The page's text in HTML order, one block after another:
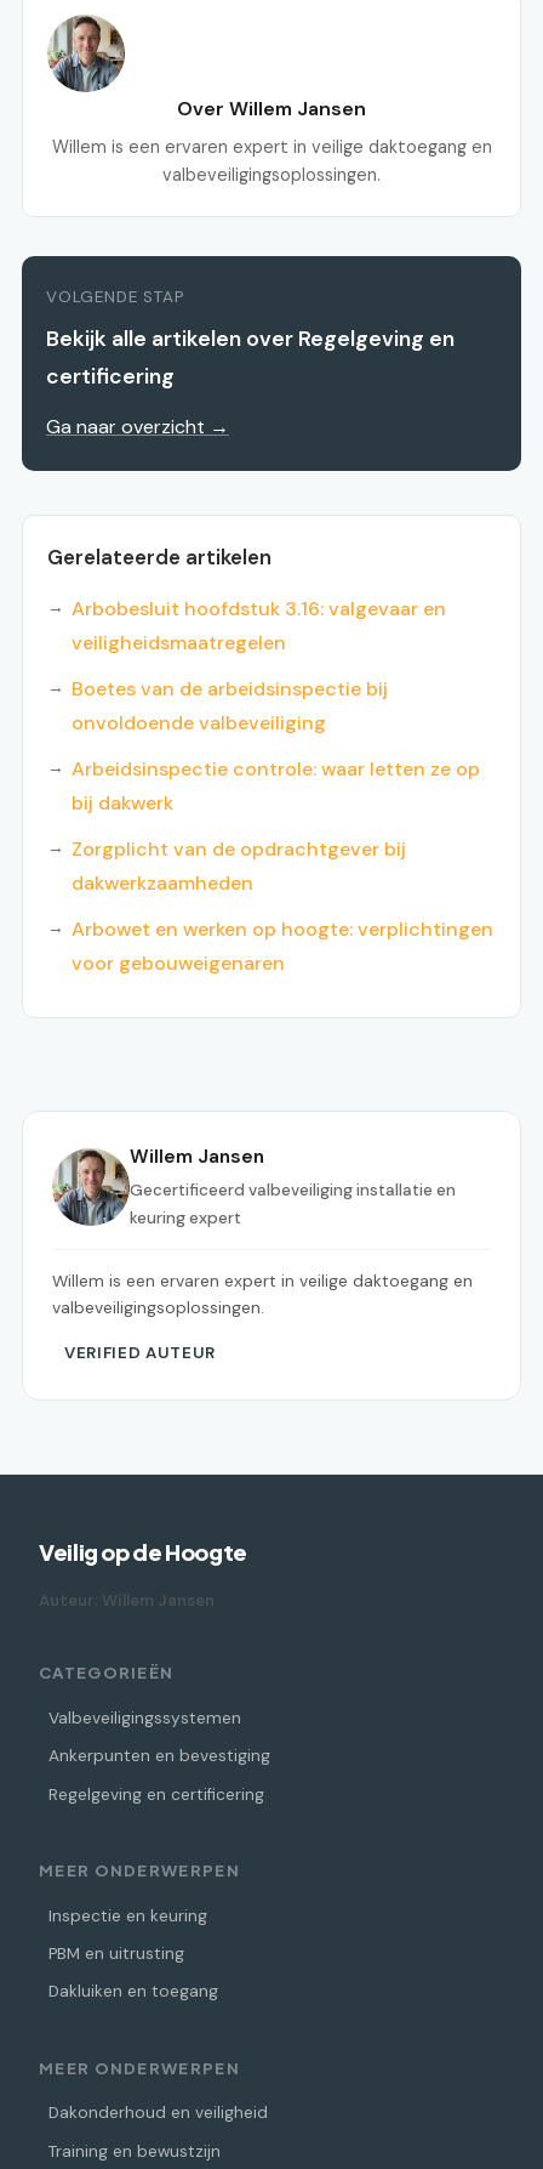
Over Willem Jansen
Willem is een ervaren expert in veilige daktoegang en
valbeveiligingsoplossingen.
VOLGENDE STAP
Bekijk alle artikelen over Regelgeving en
certificering
Ga naar overzicht →
Gerelateerde artikelen
Arbobesluit hoofdstuk 3.16: valgevaar en
veiligheidsmaatregelen
Boetes van de arbeidsinspectie bij
onvoldoende valbeveiliging
Arbeidsinspectie controle: waar letten ze op
bij dakwerk
Zorgplicht van de opdrachtgever bij
dakwerkzaamheden
Arbowet en werken op hoogte: verplichtingen
voor gebouweigenaren
Willem Jansen
Gecertificeerd valbeveiliging installatie en
keuring expert
Willem is een ervaren expert in veilige daktoegang en
valbeveiligingsoplossingen.
VERIFIED AUTEUR
Veilig op de Hoogte
Auteur: Willem Jansen
CATEGORIEËN
Valbeveiligingssystemen
Ankerpunten en bevestiging
Regelgeving en certificering
MEER ONDERWERPEN
Inspectie en keuring
PBM en uitrusting
Dakluiken en toegang
MEER ONDERWERPEN
Dakonderhoud en veiligheid
Training en bewustzijn